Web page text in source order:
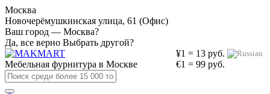
Москва
Новочерёмушкинская улица, 61 (Офис)
Ваш город — Москва?
Да, все верно Выбрать другой?
¥1 = 13 руб.
€1 = 99 руб.
Мебельная фурнитура в Москве